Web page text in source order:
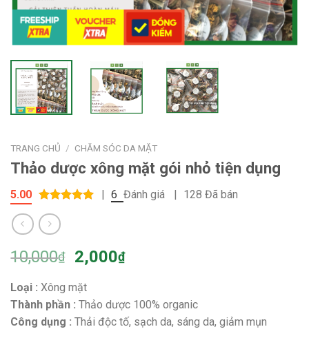
TRANG CHỦ / CHĂM SÓC DA MẶT
Thảo dược xông mặt gói nhỏ tiện dụng
5.00
5.00
5
| 6 Đánh giá | 128 Đã bán
10,000₫ 2,000₫
Loại : Xông mặt
Thành phần : Thảo dược 100% organic
Công dụng : Thải độc tố, sạch da, sáng da, giảm mụn